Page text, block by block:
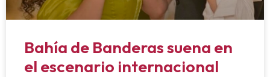
Bahía de Banderas suena en
el escenario internacional